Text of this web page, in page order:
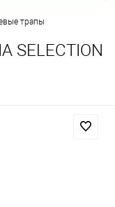
трапы
SELECTION